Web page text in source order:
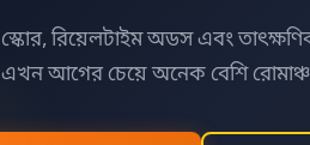
রিয়েলটাইম অডস এবং
এখন আগের চেয়ে অনেক বেশি